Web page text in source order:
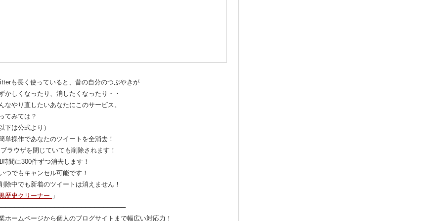
も長く使っていると、昔の自分のつぶやきが
かしくなったり、消したくなったり・・
なやり直したいあなたにこのサービス。
てみては？
以下は公式より）
単操作であなたのツイートを全消去！
ブラウザを閉じていても削除されます！
時間に300件ずつ消去します！
つでもキャンセル可能です！
除中でも新着のツイートは消えません！
歴史クリーナー 」
ホームページから個人のブログサイトまで幅広い対応力！